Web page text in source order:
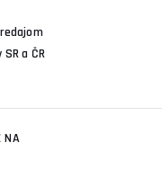
a ČR
NA